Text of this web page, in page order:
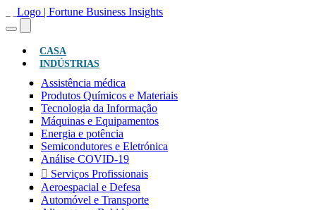
CASA
INDÚSTRIAS
Assistência médica
Produtos Químicos e Materiais
Tecnologia da Informação
Máquinas e Equipamentos
Energia e potência
Semicondutores e Eletrónica
Análise COVID-19
Serviços Profissionais
Aeroespacial e Defesa
Automóvel e Transporte